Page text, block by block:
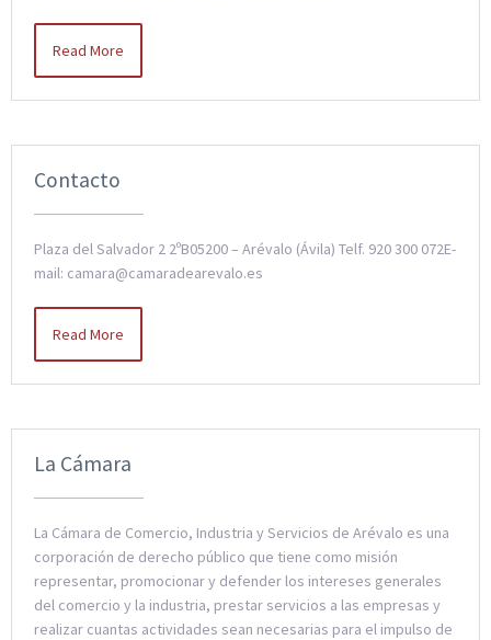
Read More
Contacto
Plaza del Salvador 2 2ºB05200 – Arévalo (Ávila) Telf. 920 300 072E-
mail: camara@camaradearevalo.es
Read More
La Cámara
La Cámara de Comercio, Industria y Servicios de Arévalo es una
corporación de derecho público que tiene como misión
representar, promocionar y defender los intereses generales
del comercio y la industria, prestar servicios a las empresas y
realizar cuantas actividades sean necesarias para el impulso de